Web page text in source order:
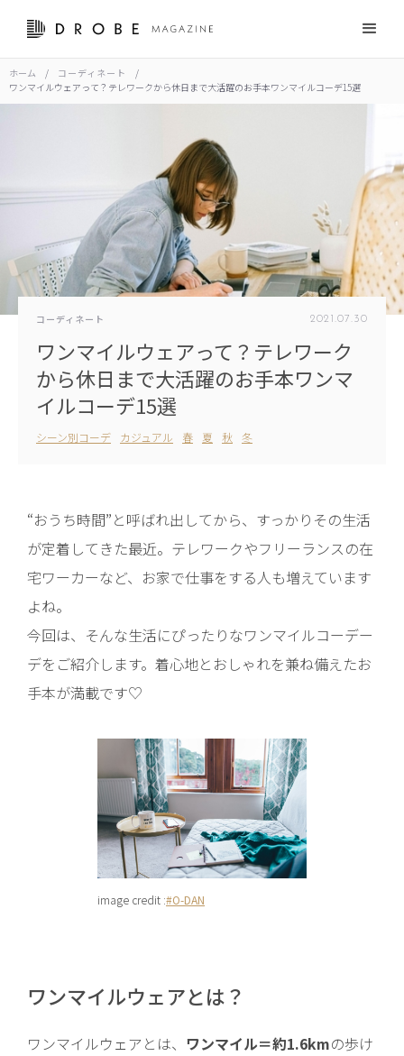
ホーム / コーディネート
/
ワンマイルウェアって？テレワークから休日まで大活躍のお手本ワンマイルコーデ15選
コーディネート 2021 .07 .30
ワンマイルウェアって？テレワーク
から休日まで大活躍のお手本ワンマ
イルコーデ15選
シーン別コーデ カジュアル 春 夏 秋 冬
“おうち時間”と呼ばれ出してから、すっかりその生活
が定着してきた最近。テレワークやフリーランスの在
宅ワーカーなど、お家で仕事をする人も増えています
よね。
今回は、そんな生活にぴったりなワンマイルコーデー
デをご紹介します。着心地とおしゃれを兼ね備えたお
手本が満載です♡
image credit :#O-DAN
ワンマイルウェアとは？
ワンマイルウェアとは、 ワンマイル＝約1.6kmの歩け